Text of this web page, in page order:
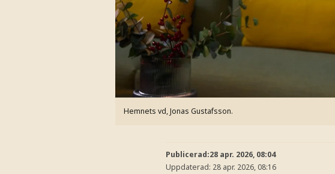
Hemnets vd, Jonas Gustafsson.
Publicerad:28 apr. 2026, 08:04
Uppdaterad: 28 apr. 2026, 08:16